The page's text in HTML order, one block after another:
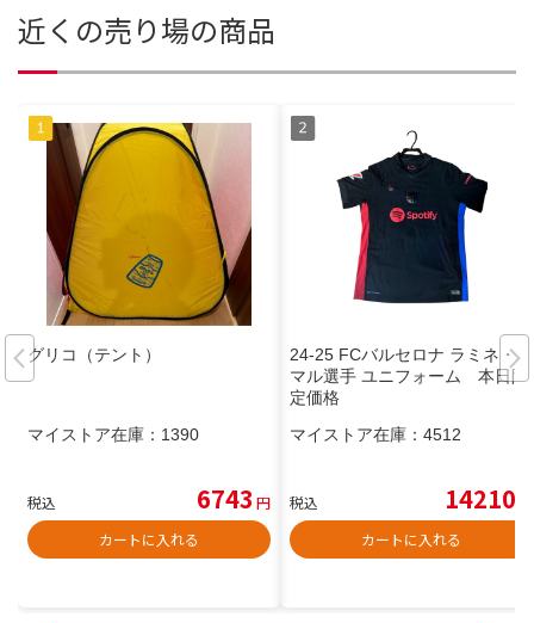
近くの売り場の商品
グリコ（テント）
マイストア在庫： 1390
税込 6743 円
カートに入れる
24-25 FCバルセロナ ラミネ・ヤ
マル選手 ユニフォーム 本日限
定価格
マイストア在庫： 4512
税込 14210
カートに入れる